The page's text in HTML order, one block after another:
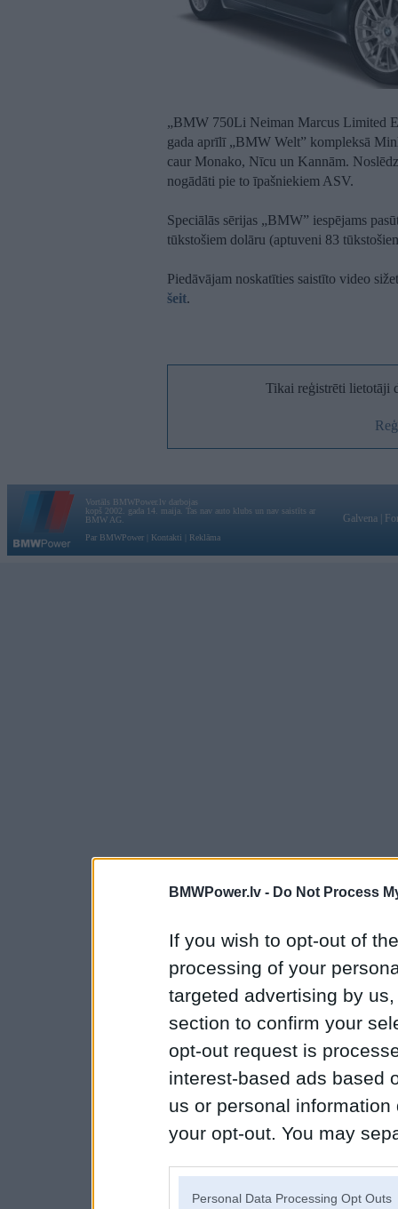
BMWPower.lv - Do Not Process
If you wish to opt-out of
processing of your
targeted advertising by
section to confirm your
opt-out request is
interest-based ads based
us or personal
your opt-out. You may
Personal Data Processing Opt Outs
„BMW 750Li Neiman Marcus Limited
gada aprīlī „BMW Welt” kompleksā
caur Monako, Nīcu un Kannām.
nogādāti pie to īpašniekiem ASV.
Speciālās sērijas „BMW” iespējams
tūkstošiem dolāru (aptuveni 83
Piedāvājam noskatīties saistīto video
šeit.
Tikai reģistrēti lietotāji
Vortāls BMWPower.lv darbojas
kopš 2002. gada 14. maija. Tas nav auto klubs un nav saistīts ar
BMW AG.
Par BMWPower
Kontakti Reklāma
Galvena